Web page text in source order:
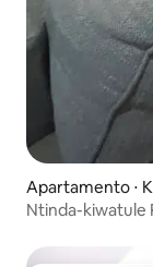
Apartamento ⋅
Ntinda-kiwatule